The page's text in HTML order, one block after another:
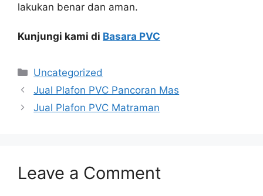
lakukan benar dan aman.
Kunjungi kami di Basara PVC
Categories
Uncategorized
Jual Plafon PVC Pancoran Mas
Jual Plafon PVC Matraman
Leave a Comment